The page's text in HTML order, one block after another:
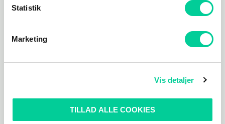
Statistik
Marketing
Vis detaljer
TILLAD ALLE COOKIES
Hvornår bliver FarCry 6 lanceret i Danmark?